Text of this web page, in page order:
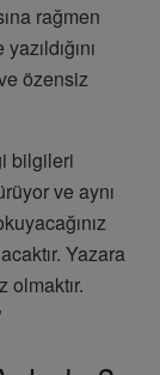
rağmen
özensiz
bilgileri
ve aynı
Yazara